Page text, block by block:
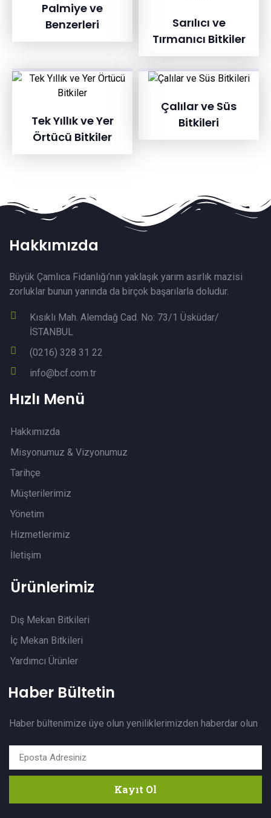
Palmiye ve
Benzerleri
Sarılıcı ve
Tırmanıcı Bitkiler
Tek Yıllık ve Yer
Örtücü Bitkiler
Çalılar ve Süs
Bitkileri
Hakkımızda
Büyük Çamlıca Fidanlığı’nın yaklaşık yarım asırlık mazisi
zorluklar bunun yanında da birçok başarılarla doludur.
Kısıklı Mah. Alemdağ Cad. No: 73/1 Üsküdar/
İSTANBUL
(0216) 328 31 22
info@bcf.com.tr
Hızlı Menü
Hakkımızda
Misyonumuz & Vizyonumuz
Tarihçe
Müşterilerimiz
Yönetim
Hizmetlerimiz
İletişim
Ürünlerimiz
Dış Mekan Bitkileri
İç Mekan Bitkileri
Yardımcı Ürünler
Haber Bültetin
Haber bültenimize üye olun yeniliklerimizden haberdar olun
Kayıt Ol